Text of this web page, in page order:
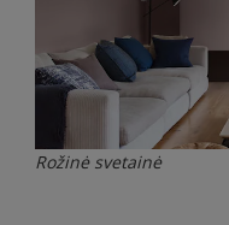
Rožinė svetainė